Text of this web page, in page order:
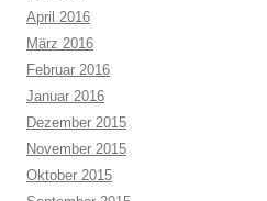
April 2016
März 2016
Februar 2016
Januar 2016
Dezember 2015
November 2015
Oktober 2015